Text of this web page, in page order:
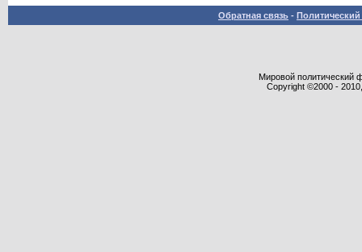
Обратная связь -
Мировой политический
Copyright ©2000 -